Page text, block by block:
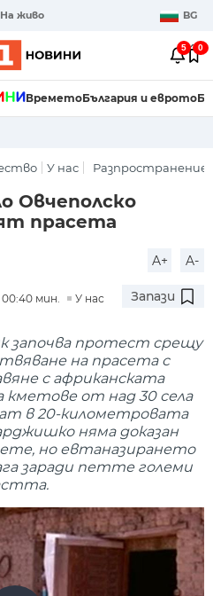
На живо BG
5 0
ВреметоБългария и еврото
У нас Разпространение
Овчеполско
прасета
A+ A-
мин. У нас Запази
започва протест срещу
на прасета с
с африканската
кметове от над 30 села
в 20-километровата
няма доказан
но евтаназирането
заради петте големи